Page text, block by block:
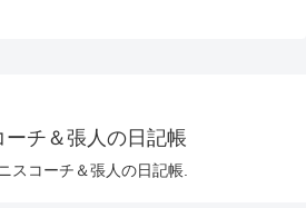
ーチ＆張人の日記帳
スコーチ＆張人の日記帳.